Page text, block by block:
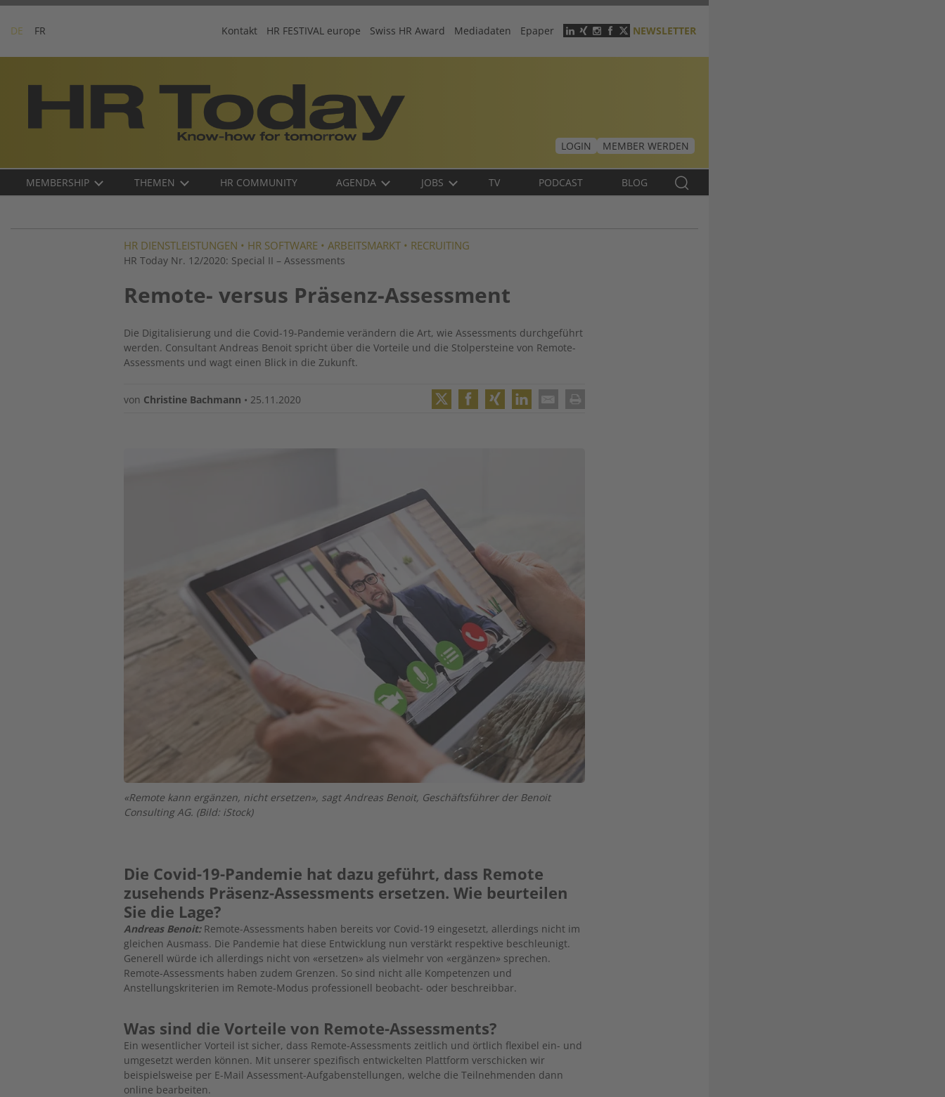
Skip
content
DE FR
Header
menu
Kontakt HR FESTIVAL europe Swiss HR Award Mediadaten Epaper NEWSLETTER
LOGIN
MEMBER WERDEN
Main
DE
MEMBERSHIP THEMEN HR COMMUNITY AGENDA JOBS TV PODCAST BLOG
HR DIENSTLEISTUNGEN • HR SOFTWARE •ARBEITSMARKT • RECRUITING
HR Today Nr. 12/2020: Special II – Assessments
Remote- versus Präsenz-Assessment
Die Digitalisierung und die Covid-19-Pandemie verändern die Art, wie Assessments durchgeführt
werden. Consultant Andreas Benoit spricht über die Vorteile und die Stolpersteine von Remote-
Assessments und wagt einen Blick in die Zukunft.
von Christine Bachmann • 25.11.2020
«Remote kann ergänzen, nicht ersetzen», sagt Andreas Benoit, Geschäftsführer der Benoit
Consulting AG. (Bild: iStock)
Die Covid-19-Pandemie hat dazu geführt, dass Remote
zusehends Präsenz-Assessments ersetzen. Wie beurteilen
Sie die Lage?
Andreas Benoit:Remote-Assessments haben bereits vor ­Covid-19 eingesetzt, allerdings nicht im
gleichen Ausmass. Die Pandemie hat diese Entwicklung nun verstärkt respektive beschleunigt.
Generell würde ich allerdings nicht von «ersetzen» als vielmehr von «ergänzen» sprechen.
Remote-Assessments haben zudem Grenzen. So sind nicht alle Kompetenzen und
Anstellungskriterien im Remote-Modus professionell be­obacht- oder beschreibbar.
Was sind die Vorteile von Remote-Assessments?
Ein wesentlicher Vorteil ist sicher, dass Remote-Assessments zeitlich und örtlich flexibel ein- und
umgesetzt werden ­können. Mit unserer spezifisch entwickelten Plattform verschicken wir
beispielsweise per E-Mail Assessment-Aufgabenstellungen, welche die Teilnehmenden dann
online bearbeiten.